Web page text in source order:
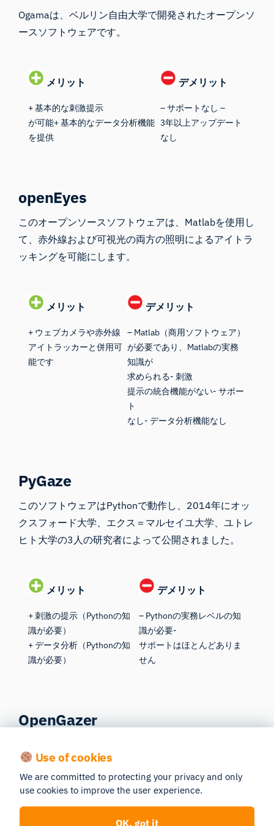
Ogamaは、ベルリン自由大学で開発されたオープンソ
ースソフトウェアです。
メリット
+ 基本的な刺激提示
が可能+ 基本的なデータ分析機能
を提供
デメリット
– サポートなし –
3年以上アップデート
なし
openEyes
このオープンソースソフトウェアは、Matlabを使用し
て、赤外線および可視光の両方の照明によるアイトラ
ッキングを可能にします。
メリット
+ ウェブカメラや赤外線
アイトラッカーと併用可
能です
デメリット
– Matlab（商用ソフトウェア）
が必要であり、Matlabの実務
知識が
求められる- 刺激
提示の統合機能がない- サポー
ト
なし- データ分析機能なし
PyGaze
このソフトウェアはPythonで動作し
、2014年にオッ
クスフォード大学、エクス＝マルセイユ大学、ユトレ
ヒト大学の3人の研究者によって公開されました。
メリット
+ 刺激の提示（Pythonの知
識が必要）
+ データ分析（Pythonの知
識が必要）
デメリット
– Pythonの実務レベルの知
識が必要-
サポートはほとんどありま
せん
OpenGazer
アクセシビリティを向上させることを目的に開発さ
れ、当初はサムスンとギャツビー慈善財団の支援を受
けていました。
Use of cookies
We are committed to protecting your privacy and only
use cookies to improve the user experience.
OK, got it